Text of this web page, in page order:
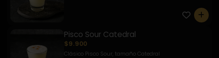
0
Pisco Sour Catedral
$9.900
Clásico Pisco Sour, tamaño Catedral